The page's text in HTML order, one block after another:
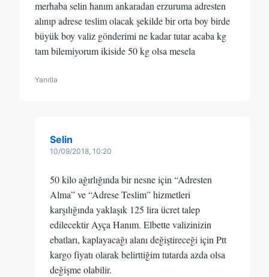
merhaba selin hanım ankaradan erzuruma adresten
alınıp adrese teslim olacak şekilde bir orta boy birde
büyük boy valiz gönderimi ne kadar tutar acaba kg
tam bilemiyorum ikiside 50 kg olsa mesela
Yanıtla
Selin
10/09/2018, 10:20
50 kilo ağırlığında bir nesne için “Adresten
Alma” ve “Adrese Teslim” hizmetleri
karşılığında yaklaşık 125 lira ücret talep
edilecektir Ayça Hanım. Elbette valizinizin
ebatları, kaplayacağı alanı değiştireceği için Ptt
kargo fiyatı olarak belirttiğim tutarda azda olsa
değişme olabilir.